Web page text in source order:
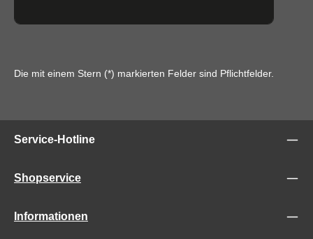
Die mit einem Stern (*) markierten Felder sind Pflichtfelder.
Service-Hotline
Shopservice
Informationen